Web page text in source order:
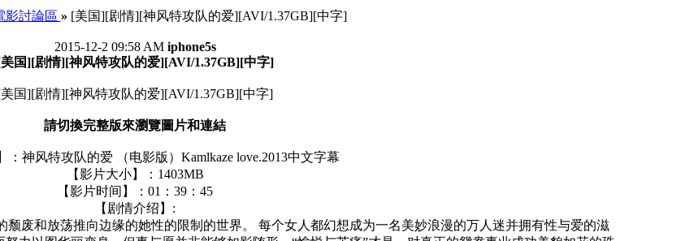
影討論區 » [美国][剧情][神风特攻队的爱][AVI/1.37GB][中字]
2015-12-2 09:58 AM iphone5s
国][剧情][神风特攻队的爱][AVI/1.37GB][中字]
国][剧情][神风特攻队的爱][AVI/1.37GB][中字]
請切換完整版來瀏覽圖片和連結
：神风特攻队的爱 （电影版）Kamlkaze love.2013中文字幕
【影片大小】：1403MB
【影片时间】：01：39：45
【剧情介绍】:
废和放荡推向边缘的她性的限制的世界。 每个女人都幻想成为一名美妙浪漫的万人迷并拥有性与爱的滋